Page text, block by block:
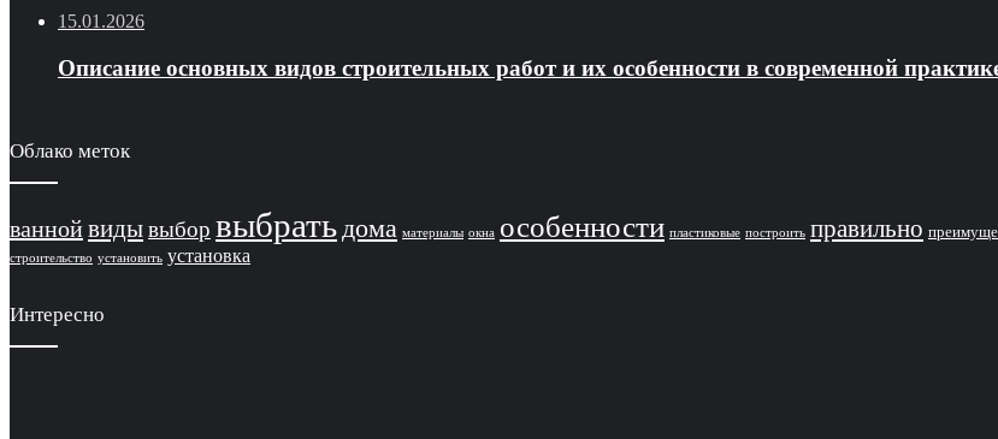
15.01.2026
Описание основных видов строительных работ и их особенности в современной
Облако меток
ванной видывыбор выбратьдома материалы окна особенности пластиковые построить правильно
строительство установить установка
Интересно